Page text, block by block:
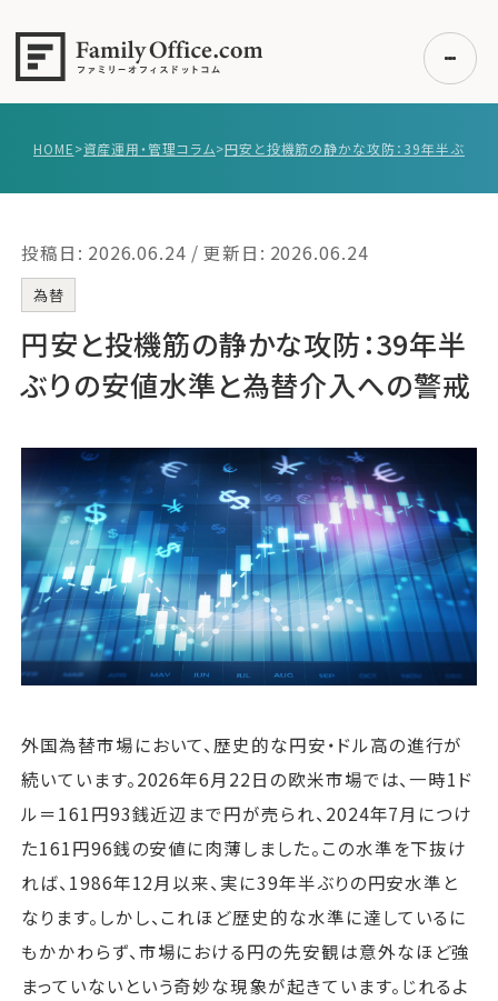
事例紹介
無料講座
コラム
無料ご相談 ログイン
運営会社
ファミリーオフィスとは
関連書籍
メールマガジン登録
HOME>資産運用・管理コラム>
投稿日: 2026.06.24 / 更新日: 2026.06.24
為替
円安と投機筋の静かな攻防：39年半
ぶりの安値水準と為替介入への警戒
外国為替市場において、歴史的な円安・ドル高の進行が
続いています。2026年6月22日の欧米市場では、一時1ド
ル＝161円93銭近辺まで円が売られ、2024年7月につけ
た161円96銭の安値に肉薄しました。この水準を下抜け
れば、1986年12月以来、実に39年半ぶりの円安水準と
なります。しかし、これほど歴史的な水準に達しているに
もかかわらず、市場における円の先安観は意外なほど強
まっていないという奇妙な現象が起きています。じれるよ